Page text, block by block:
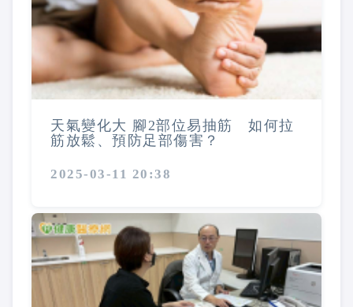
天氣變化大 腳2部位易抽筋 如何拉
筋放鬆、預防足部傷害？
2025-03-11 20:38